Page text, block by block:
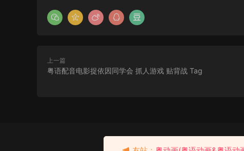
上一篇
粤语配音电影捉依因同学会 抓人游戏 贴背战 Tag
战奇兵 夺宝奇兵3：圣战奇